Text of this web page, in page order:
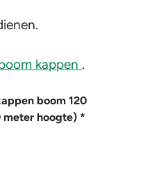
kappen (opent in
.
kappen boom 120
boom 120
meter hoogte) *